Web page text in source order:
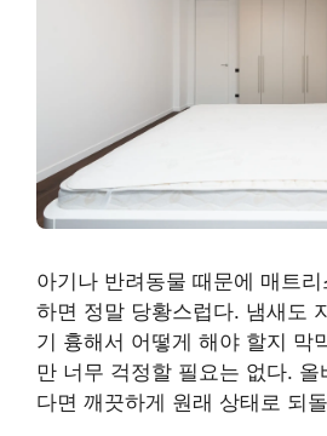
아기나 반려동물 때문에 매트
하면 정말 당황스럽다. 냄새도
기 흉해서 어떻게 해야 할지 막
만 너무 걱정할 필요는 없다. 올
다면 깨끗하게 원래 상태로 되